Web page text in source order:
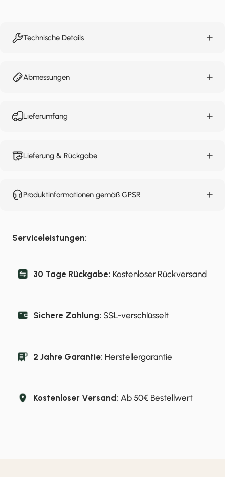
Technische Details
Abmessungen
Lieferumfang
Lieferung & Rückgabe
Produktinformationen gemäß GPSR
Serviceleistungen:
30 Tage Rückgabe: Kostenloser Rückversand
Sichere Zahlung: SSL-verschlüsselt
2 Jahre Garantie: Herstellergarantie
Kostenloser Versand: Ab 50€ Bestellwert